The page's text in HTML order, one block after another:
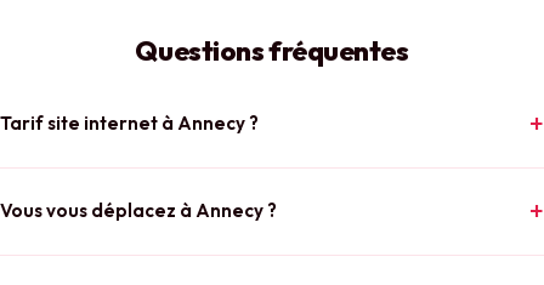
Questions fréquentes
Tarif site internet à Annecy ?
Vous vous déplacez à Annecy ?